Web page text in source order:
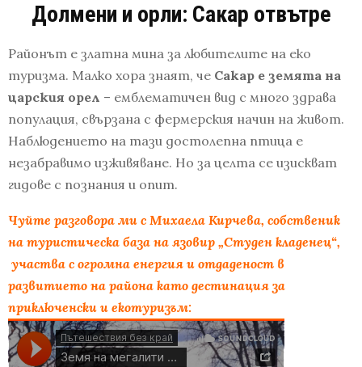
Долмени и орли: Сакар отвътре
Районът е златна мина за любителите на еко
туризма. Малко хора знаят, че Сакар е земята на
царския орел – емблематичен вид с много здрава
популация, свързана с фермерския начин на живот.
Наблюдението на тази достолепна птица е
незабравимо изживяване. Но за целта се изискват
гидове с познания и опит.
Чуйте разговора ми с Михаела Кирчева, собственик
на туристическа база на язовир „Студен кладенец“,
участва с огромна енергия и отдаденост в
развитието на района като дестинация за
приключенски и екотуризъм: